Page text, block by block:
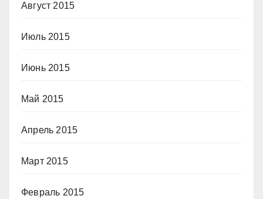
Август 2015
Июль 2015
Июнь 2015
Май 2015
Апрель 2015
Март 2015
Февраль 2015